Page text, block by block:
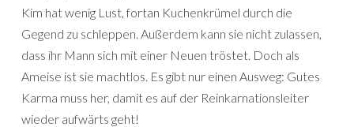
Kim hat wenig Lust, fortan Kuchenkrümel durch die
Gegend zu schleppen. Außerdem kann sie nicht zulassen,
dass ihr Mann sich mit einer Neuen tröstet. Doch als
Ameise ist sie machtlos. Es gibt nur einen Ausweg: Gutes
Karma muss her, damit es auf der Reinkarnationsleiter
wieder aufwärts geht!